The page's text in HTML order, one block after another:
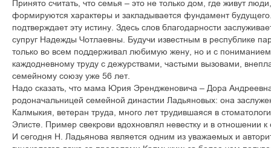
Принято считать, что семья – это не только дом, где живут
формируются характеры и закладывается фундамент
подтверждает эту истину. Здесь слов благодарности
супруг Надежды Чотлаевны. Будучи известным в республике
только во всем поддерживал любимую жену, но и с
каждодневному труду с дежурствами, частыми вызовами,
семейному союзу уже 56 лет.
Надо сказать, что мама Юрия Эрендженовича – Дора
родоначальницей семейной династии Ладьяновых: она
Калмыкия, ветеран труда, много лет трудившаяся в
Элисте. Пример свекрови вдохновлял невестку и в отношении
И сегодня Н. Ладьянова является одним из уважаемых и